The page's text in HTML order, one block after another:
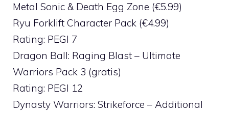
Metal Sonic & Death Egg Zone (€5.99)
Ryu Forklift Character Pack (€4.99)
Rating: PEGI 7
Dragon Ball: Raging Blast – Ultimate
Warriors Pack 3 (gratis)
Rating: PEGI 12
Dynasty Warriors: Strikeforce – Additional